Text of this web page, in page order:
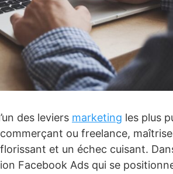
des leviers marketing les plus
ou freelance,
et un échec cuisant.
Facebook Ads qui se